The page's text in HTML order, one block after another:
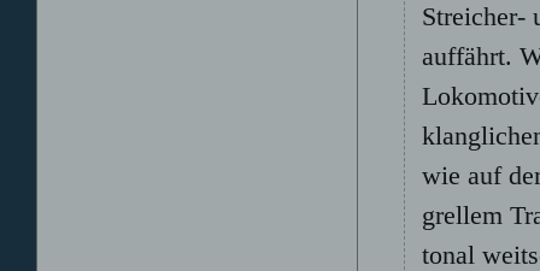
Streicher-
auffährt.
wie auf
grellem
tonal